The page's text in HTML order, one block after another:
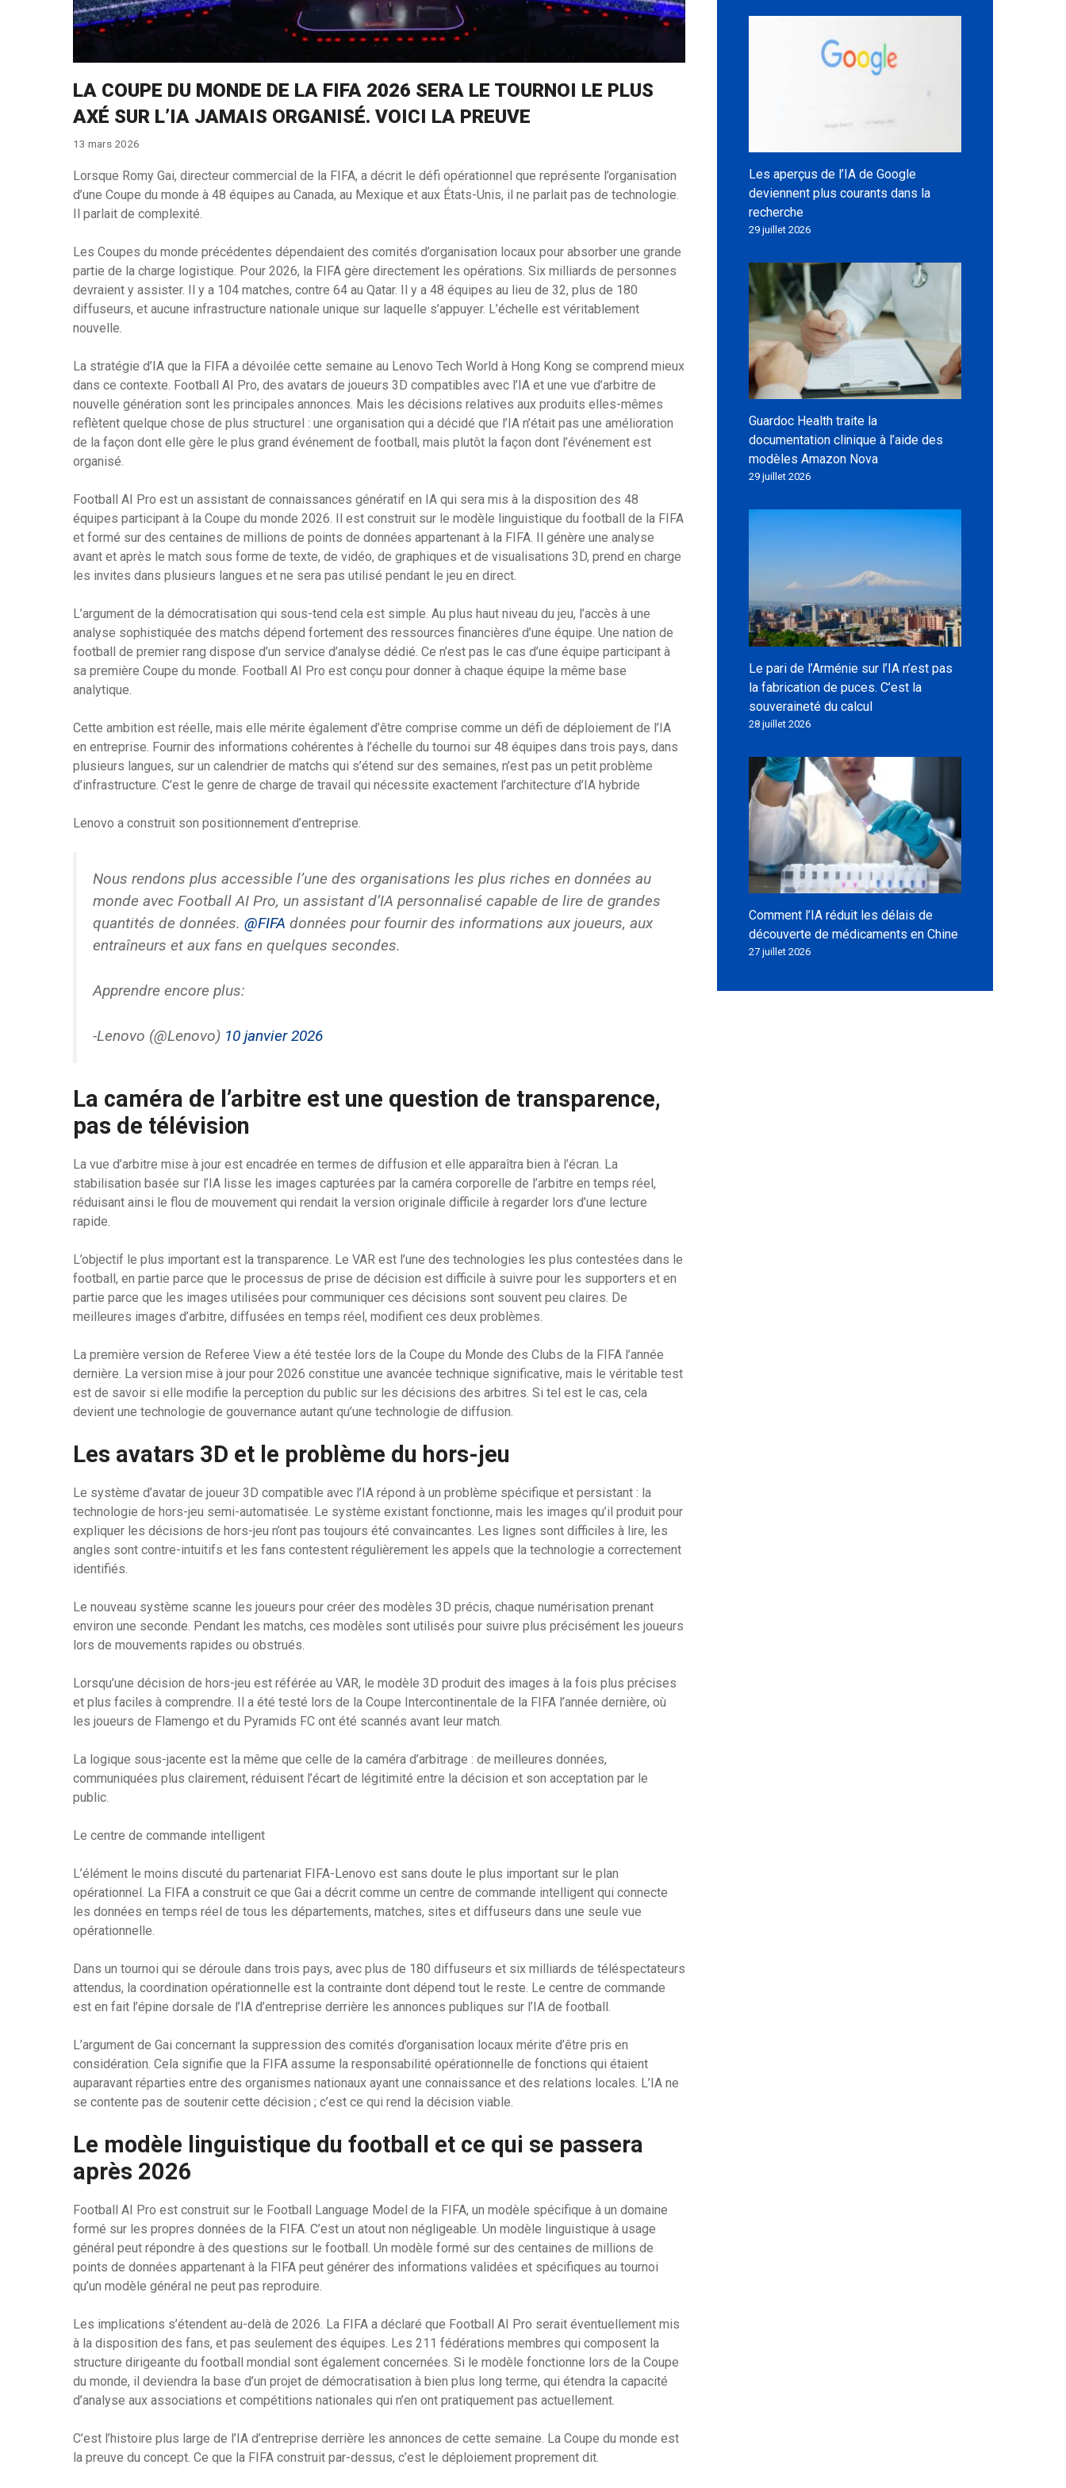
LA COUPE DU MONDE DE LA FIFA 2026 SERA LE TOURNOI LE PLUS
AXÉ SUR L’IA JAMAIS ORGANISÉ. VOICI LA PREUVE
13 mars 2026
Lorsque Romy Gai, directeur commercial de la FIFA, a décrit le défi opérationnel que représente l’organisation
d’une Coupe du monde à 48 équipes au Canada, au Mexique et aux États-Unis, il ne parlait pas de technologie.
Il parlait de complexité.
Les Coupes du monde précédentes dépendaient des comités d’organisation locaux pour absorber une grande
partie de la charge logistique. Pour 2026, la FIFA gère directement les opérations. Six milliards de personnes
devraient y assister. Il y a 104 matches, contre 64 au Qatar. Il y a 48 équipes au lieu de 32, plus de 180
diffuseurs, et aucune infrastructure nationale unique sur laquelle s’appuyer. L’échelle est véritablement
nouvelle.
La stratégie d’IA que la FIFA a dévoilée cette semaine au Lenovo Tech World à Hong Kong se comprend mieux
dans ce contexte. Football AI Pro, des avatars de joueurs 3D compatibles avec l’IA et une vue d’arbitre de
nouvelle génération sont les principales annonces. Mais les décisions relatives aux produits elles-mêmes
reflètent quelque chose de plus structurel : une organisation qui a décidé que l’IA n’était pas une amélioration
de la façon dont elle gère le plus grand événement de football, mais plutôt la façon dont l’événement est
organisé.
Football AI Pro est un assistant de connaissances génératif en IA qui sera mis à la disposition des 48
équipes participant à la Coupe du monde 2026. Il est construit sur le modèle linguistique du football de la FIFA
et formé sur des centaines de millions de points de données appartenant à la FIFA. Il génère une analyse
avant et après le match sous forme de texte, de vidéo, de graphiques et de visualisations 3D, prend en charge
les invites dans plusieurs langues et ne sera pas utilisé pendant le jeu en direct.
L’argument de la démocratisation qui sous-tend cela est simple. Au plus haut niveau du jeu, l’accès à une
analyse sophistiquée des matchs dépend fortement des ressources financières d’une équipe. Une nation de
football de premier rang dispose d’un service d’analyse dédié. Ce n’est pas le cas d’une équipe participant à
sa première Coupe du monde. Football AI Pro est conçu pour donner à chaque équipe la même base
analytique.
Cette ambition est réelle, mais elle mérite également d’être comprise comme un défi de déploiement de l’IA
en entreprise. Fournir des informations cohérentes à l’échelle du tournoi sur 48 équipes dans trois pays, dans
plusieurs langues, sur un calendrier de matchs qui s’étend sur des semaines, n’est pas un petit problème
d’infrastructure. C’est le genre de charge de travail qui nécessite exactement l’architecture d’IA hybride
Lenovo a construit son positionnement d’entreprise.
Nous rendons plus accessible l’une des organisations les plus riches en données au
monde avec Football AI Pro, un assistant d’IA personnalisé capable de lire de grandes
quantités de données. @FIFA données pour fournir des informations aux joueurs, aux
entraîneurs et aux fans en quelques secondes.
Apprendre encore plus:
-Lenovo (@Lenovo) 10 janvier 2026
La caméra de l’arbitre est une question de transparence,
pas de télévision
La vue d’arbitre mise à jour est encadrée en termes de diffusion et elle apparaîtra bien à l’écran. La
stabilisation basée sur l’IA lisse les images capturées par la caméra corporelle de l’arbitre en temps réel,
réduisant ainsi le flou de mouvement qui rendait la version originale difficile à regarder lors d’une lecture
rapide.
L’objectif le plus important est la transparence. Le VAR est l’une des technologies les plus contestées dans le
football, en partie parce que le processus de prise de décision est difficile à suivre pour les supporters et en
partie parce que les images utilisées pour communiquer ces décisions sont souvent peu claires. De
meilleures images d’arbitre, diffusées en temps réel, modifient ces deux problèmes.
La première version de Referee View a été testée lors de la Coupe du Monde des Clubs de la FIFA l’année
dernière. La version mise à jour pour 2026 constitue une avancée technique significative, mais le véritable test
est de savoir si elle modifie la perception du public sur les décisions des arbitres. Si tel est le cas, cela
devient une technologie de gouvernance autant qu’une technologie de diffusion.
Les avatars 3D et le problème du hors-jeu
Le système d’avatar de joueur 3D compatible avec l’IA répond à un problème spécifique et persistant : la
technologie de hors-jeu semi-automatisée. Le système existant fonctionne, mais les images qu’il produit pour
expliquer les décisions de hors-jeu n’ont pas toujours été convaincantes. Les lignes sont difficiles à lire, les
angles sont contre-intuitifs et les fans contestent régulièrement les appels que la technologie a correctement
identifiés.
Le nouveau système scanne les joueurs pour créer des modèles 3D précis, chaque numérisation prenant
environ une seconde. Pendant les matchs, ces modèles sont utilisés pour suivre plus précisément les joueurs
lors de mouvements rapides ou obstrués.
Lorsqu’une décision de hors-jeu est référée au VAR, le modèle 3D produit des images à la fois plus précises
et plus faciles à comprendre. Il a été testé lors de la Coupe Intercontinentale de la FIFA l’année dernière, où
les joueurs de Flamengo et du Pyramids FC ont été scannés avant leur match.
La logique sous-jacente est la même que celle de la caméra d’arbitrage : de meilleures données,
communiquées plus clairement, réduisent l’écart de légitimité entre la décision et son acceptation par le
public.
Le centre de commande intelligent
L’élément le moins discuté du partenariat FIFA-Lenovo est sans doute le plus important sur le plan
opérationnel. La FIFA a construit ce que Gai a décrit comme un centre de commande intelligent qui connecte
les données en temps réel de tous les départements, matches, sites et diffuseurs dans une seule vue
opérationnelle.
Dans un tournoi qui se déroule dans trois pays, avec plus de 180 diffuseurs et six milliards de téléspectateurs
attendus, la coordination opérationnelle est la contrainte dont dépend tout le reste. Le centre de commande
est en fait l’épine dorsale de l’IA d’entreprise derrière les annonces publiques sur l’IA de football.
L’argument de Gai concernant la suppression des comités d’organisation locaux mérite d’être pris en
considération. Cela signifie que la FIFA assume la responsabilité opérationnelle de fonctions qui étaient
auparavant réparties entre des organismes nationaux ayant une connaissance et des relations locales. L’IA ne
se contente pas de soutenir cette décision ; c’est ce qui rend la décision viable.
Le modèle linguistique du football et ce qui se passera
après 2026
Football AI Pro est construit sur le Football Language Model de la FIFA, un modèle spécifique à un domaine
formé sur les propres données de la FIFA. C’est un atout non négligeable. Un modèle linguistique à usage
général peut répondre à des questions sur le football. Un modèle formé sur des centaines de millions de
points de données appartenant à la FIFA peut générer des informations validées et spécifiques au tournoi
qu’un modèle général ne peut pas reproduire.
Les implications s’étendent au-delà de 2026. La FIFA a déclaré que Football AI Pro serait éventuellement mis
à la disposition des fans, et pas seulement des équipes. Les 211 fédérations membres qui composent la
structure dirigeante du football mondial sont également concernées. Si le modèle fonctionne lors de la Coupe
du monde, il deviendra la base d’un projet de démocratisation à bien plus long terme, qui étendra la capacité
d’analyse aux associations et compétitions nationales qui n’en ont pratiquement pas actuellement.
C’est l’histoire plus large de l’IA d’entreprise derrière les annonces de cette semaine. La Coupe du monde est
la preuve du concept. Ce que la FIFA construit par-dessus, c’est le déploiement proprement dit.
Les aperçus de l’IA de Google
deviennent plus courants dans la
recherche
29 juillet 2026
Guardoc Health traite la
documentation clinique à l’aide des
modèles Amazon Nova
29 juillet 2026
Le pari de l’Arménie sur l’IA n’est pas
la fabrication de puces. C’est la
souveraineté du calcul
28 juillet 2026
Comment l’IA réduit les délais de
découverte de médicaments en Chine
27 juillet 2026